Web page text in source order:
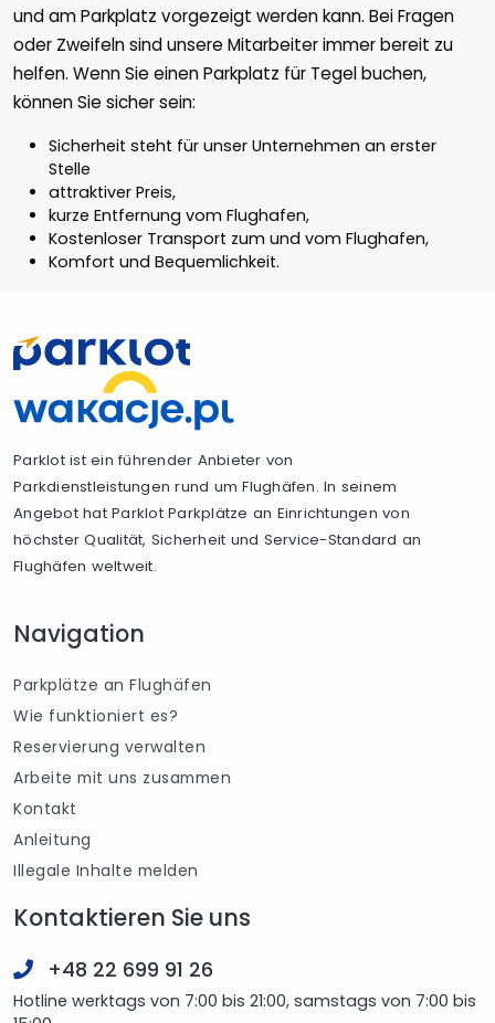
und am Parkplatz vorgezeigt werden kann. Bei Fragen
oder Zweifeln sind unsere Mitarbeiter immer bereit zu
helfen. Wenn Sie einen Parkplatz für Tegel buchen,
können Sie sicher sein:
Sicherheit steht für unser Unternehmen an erster
Stelle
attraktiver Preis,
kurze Entfernung vom Flughafen,
Kostenloser Transport zum und vom Flughafen,
Komfort und Bequemlichkeit.
Parklot ist ein führender Anbieter von
Parkdienstleistungen rund um Flughäfen. In seinem
Angebot hat Parklot Parkplätze an Einrichtungen von
höchster Qualität, Sicherheit und Service-Standard an
Flughäfen weltweit.
Navigation
Parkplätze an Flughäfen
Wie funktioniert es?
Reservierung verwalten
Arbeite mit uns zusammen
Kontakt
Anleitung
Illegale Inhalte melden
Kontaktieren Sie uns
+48 22 699 91 26
Hotline werktags von 7:00 bis 21:00, samstags von 7:00 bis